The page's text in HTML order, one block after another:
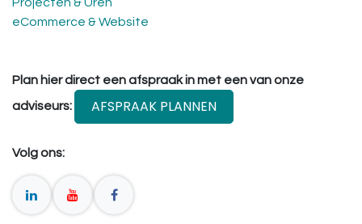
eCommerce & Website
Plan hier direct een afspraak in met een van onze
adviseurs:
AFSPRAAK PLANNEN
Volg ons: